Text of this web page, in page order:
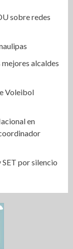
sobre redes
alcaldes
Voleibol
en
SET por silencio